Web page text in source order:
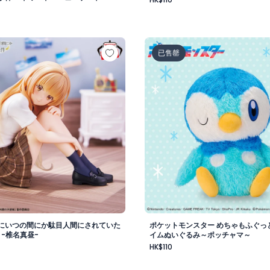
～vol.1
にいつの間にか駄目人間にされていた件 フィギュア -椎名
いつの間にか駄目人間にされていた
-椎名真昼-
ポケットモンスター めちゃ
已售罄
ポケットモンスター めちゃもふぐっ
イムぬいぐるみ～ポッチャマ～
HK$110